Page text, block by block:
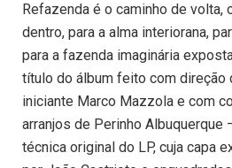
Refazenda é o caminho de volta,
dentro, para a alma interiorana,
para a fazenda imaginária
título do álbum feito com direção
iniciante Marco Mazzola e com
arranjos de Perinho Albuquerque
técnica original do LP, cuja capa